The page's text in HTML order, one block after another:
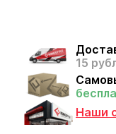
15
Наши